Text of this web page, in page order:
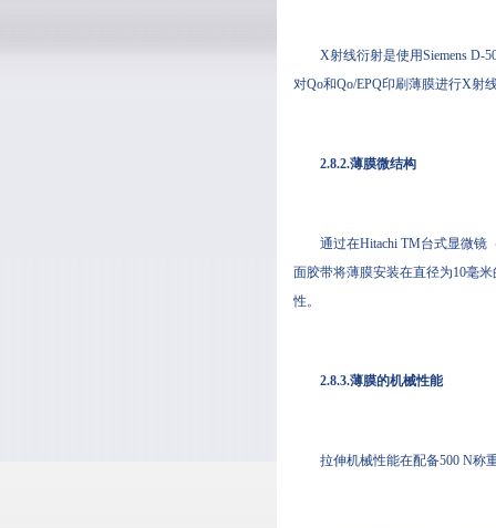
X射线衍射是使用Siemens D-
对Qo和Qo/EPQ印刷薄膜进行X射线
2.8.2.薄膜微结构
通过在Hitachi TM台式显微镜
面胶带将薄膜安装在直径为10毫米
性。
2.8.3.薄膜的机械性能
拉伸机械性能在配备500 N称